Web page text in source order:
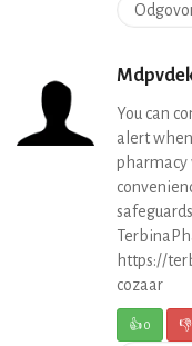
You can
alert
pharmacy
https://
cozaar
👍0 👎